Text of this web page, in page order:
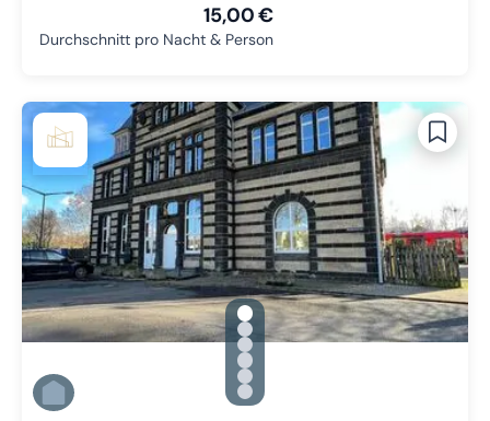
15,00 €
Durchschnitt pro Nacht & Person
gallery.slide_selector
Zu Slide 1 wechseln
Zu Slide 2 wechseln
Zu Slide 3 wechseln
Zu Slide 4 wechseln
Zu Slide 5 wechseln
Zu Slide 6 wechseln